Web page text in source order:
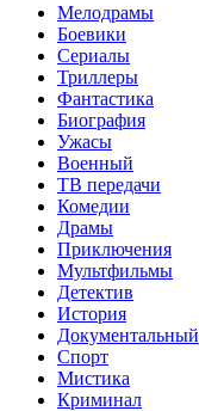
Мелодрамы
Боевики
Сериалы
Триллеры
Фантастика
Биография
Ужасы
Военный
ТВ передачи
Комедии
Драмы
Приключения
Мультфильмы
Детектив
История
Документальный
Спорт
Мистика
Криминал